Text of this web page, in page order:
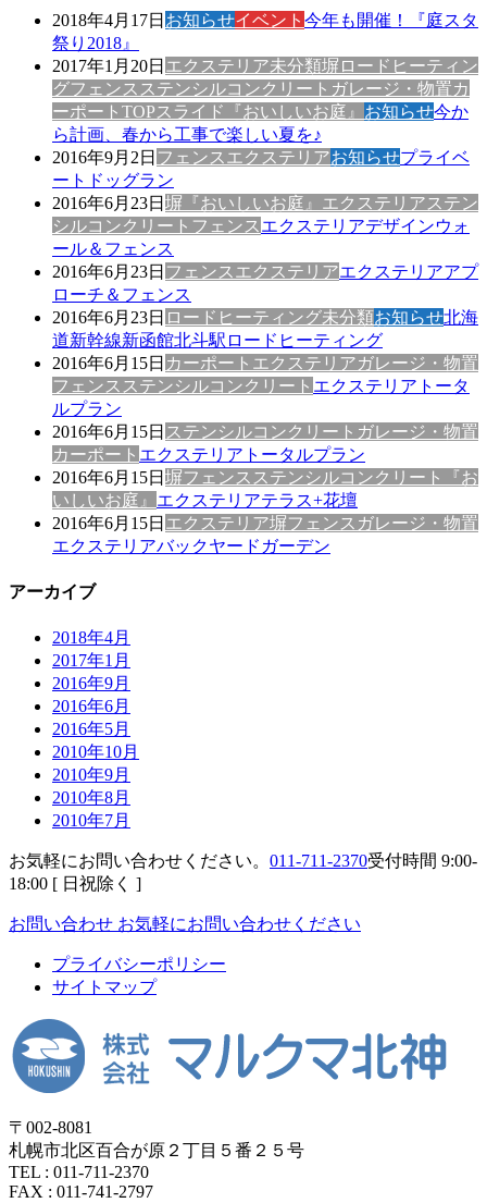
2018年4月17日 お知らせイベント 今年も開催！『庭スタ
祭り2018』
2017年1月20日 エクステリア未分類塀 ロードヒーティン
グフェンス ステンシルコンクリート ガレージ・物置カ
ーポート TOPスライド 『おいしいお庭』 お知らせ今か
ら計画、春から工事で楽しい夏を♪
2016年9月2日 フェンス エクステリアお知らせプライベ
ートドッグラン
2016年6月23日 塀 『おいしいお庭』 エクステリアステン
シルコンクリート フェンス エクステリアデザインウォ
ール＆フェンス
2016年6月23日 フェンス エクステリアエクステリアアプ
ローチ＆フェンス
2016年6月23日 ロードヒーティング未分類お知らせ北海
道新幹線新函館北斗駅ロードヒーティング
2016年6月15日 カーポート エクステリアガレージ・物置
フェンス ステンシルコンクリート エクステリアトータ
ルプラン
2016年6月15日 ステンシルコンクリート ガレージ・物置
カーポート エクステリアトータルプラン
2016年6月15日 塀フェンス ステンシルコンクリート
『お
いしいお庭』 エクステリアテラス+花壇
2016年6月15日 エクステリア塀フェンス ガレージ・物置
エクステリアバックヤードガーデン
アーカイブ
2018年4月
2017年1月
2016年9月
2016年6月
2016年5月
2010年10月
2010年9月
2010年8月
2010年7月
お気軽にお問い合わせください。 011-711-2370受付時間 9:00-
18:00 [ 日祝除く ]
お問い合わせ お気軽にお問い合わせください
プライバシーポリシー
サイトマップ
〒002-8081
札幌市北区百合が原２丁目５番２５号
TEL : 011-711-2370
FAX : 011-741-2797